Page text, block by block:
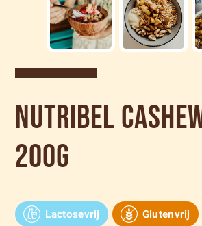
Nutribel
200g
Lactosevrij Glutenvrij